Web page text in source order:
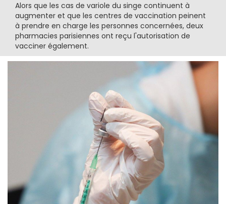
Alors que les cas de variole du singe continuent à
augmenter et que les centres de vaccination peinent
à prendre en charge les personnes concernées, deux
pharmacies parisiennes ont reçu l'autorisation de
vacciner également.